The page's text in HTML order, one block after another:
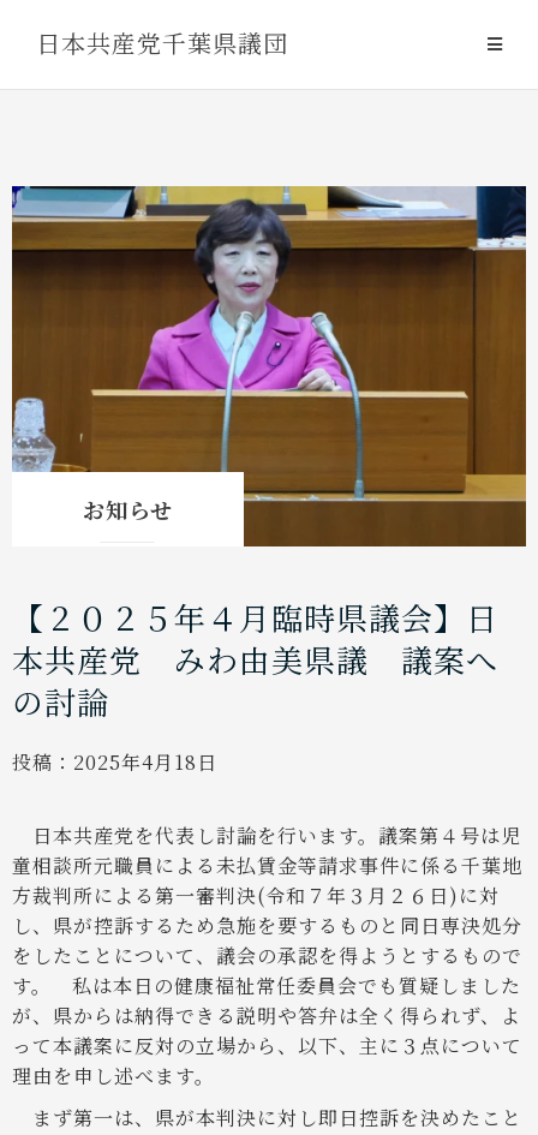
日本共産党千葉県議団
お知らせ
【２０２５年４月臨時県議会】日
本共産党 みわ由美県議 議案へ
の討論
投稿： 2025年4月18日
日本共産党を代表し討論を行います。議案第４号は児
童相談所元職員による未払賃金等請求事件に係る千葉地
方裁判所による第一審判決(令和７年３月２６日)に対
し、県が控訴するため急施を要するものと同日専決処分
をしたことについて、議会の承認を得ようとするもので
す。
私は本日の健康福祉常任委員会でも質疑しました
が、県からは納得できる説明や答弁は全く得られず、よ
って本議案に反対の立場から、以下、主に３点について
理由を申し述べます。
まず第一は、県が本判決に対し即日控訴を決めたこと